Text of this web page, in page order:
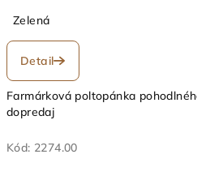
Zelená
Detail
Farmárková poltopánka
dopredaj
Kód: 2274.00